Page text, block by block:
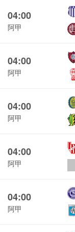
04:00
阿甲
04:00
阿甲
04:00
阿甲
04:00
阿甲
04:00
阿甲